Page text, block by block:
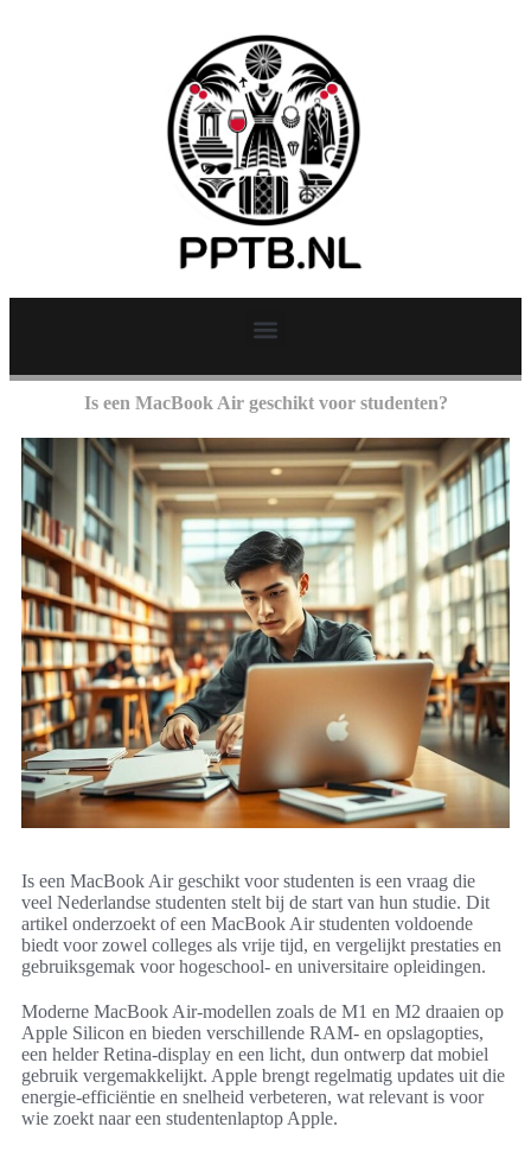
Is een MacBook Air geschikt voor studenten?
Is een MacBook Air geschikt voor studenten is een vraag die
veel Nederlandse studenten stelt bij de start van hun studie. Dit
artikel onderzoekt of een MacBook Air studenten voldoende
biedt voor zowel colleges als vrije tijd, en vergelijkt prestaties en
gebruiksgemak voor hogeschool- en universitaire opleidingen.
Moderne MacBook Air-modellen zoals de M1 en M2 draaien op
Apple Silicon en bieden verschillende RAM- en opslagopties,
een helder Retina-display en een licht, dun ontwerp dat mobiel
gebruik vergemakkelijkt. Apple brengt regelmatig updates uit die
energie-efficiëntie en snelheid verbeteren, wat relevant is voor
wie zoekt naar een studentenlaptop Apple.